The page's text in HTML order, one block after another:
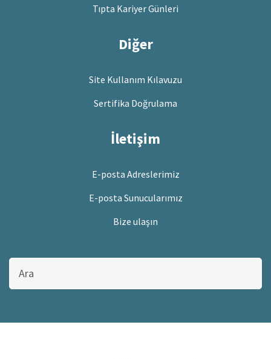
Tıpta Kariyer Günleri
Diğer
Site Kullanım Kılavuzu
Sertifika Doğrulama
İletişim
E-posta Adreslerimiz
E-posta Sunucularımız
Bize ulaşın
Bu
sitede
ara